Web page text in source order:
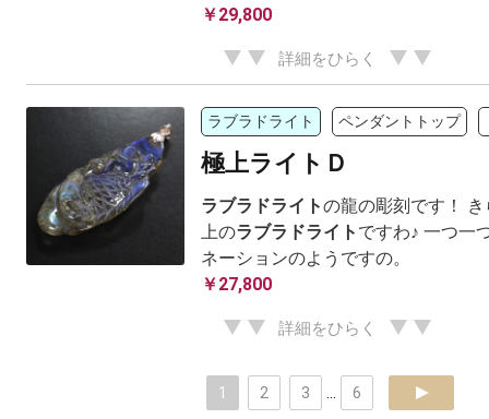
￥29,800
詳細をひらく
ラブラドライト ペンダントトップ
極上ライトＤ
ラブラドライトの龍の彫刻です！
上のラブラドライト ですわ♪ 一つ一
ネーションのようですの。
￥27,800
詳細をひらく
1 2 3 6 next